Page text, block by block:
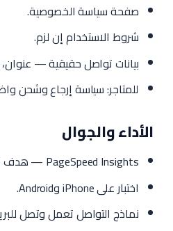
صفحة سياسة الخصوصية.
شروط الاستخدام إن لزم.
بيانات تواصل حقيقية —
للمتاجر: سياسة إرجاع وشحن
الأداء والجوال
PageSpeed Insights — هدف 80+ على الجوال.
اختبار على iPhone وAndroid.
نماذج التواصل تعمل وتصل